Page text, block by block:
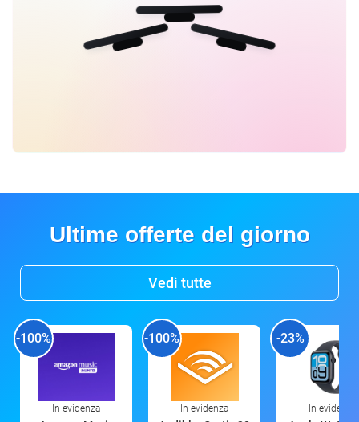
Ultime offerte del giorno
Vedi tutte
-100%
In evidenza
-100%
In evidenza
-23%
In evidenza